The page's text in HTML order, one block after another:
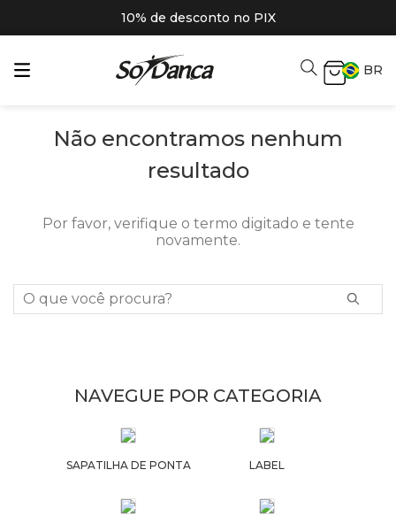
10% de desconto no PIX
BR
Não encontramos nenhum
resultado
Por favor, verifique o termo digitado e tente
novamente.
O que você procura?
NAVEGUE POR CATEGORIA
SAPATILHA DE PONTA LABEL